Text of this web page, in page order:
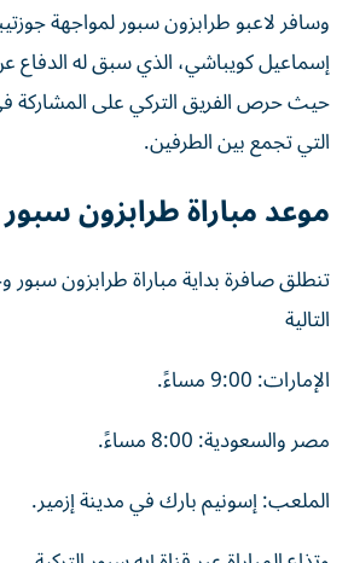
وسافر لاعبو طرابزون سبور لمواجهة
إسماعيل كويباشي، الذي سبق له الدفاع عن
حيث حرص الفريق التركي على المشاركة في
التي تجمع بين الطرفين.
موعد مباراة طرابزون
تنطلق صافرة بداية مباراة طرابزون
التالية
الإمارات: 9:00 مساءً.
مصر والسعودية: 8:00 مساءً.
الملعب: إسونيم بارك في مدينة إزمير.